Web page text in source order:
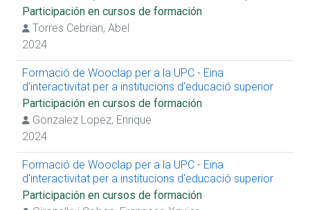
Participación en cursos de formación
Torres Cebrian, Abel
2024
Formació de Wooclap per a la UPC - Eina
d'interactivitat per a institucions d'educació superior
Participación en cursos de formación
Gonzalez Lopez, Enrique
2024
Formació de Wooclap per a la UPC - Eina
d'interactivitat per a institucions d'educació superior
Participación en cursos de formación